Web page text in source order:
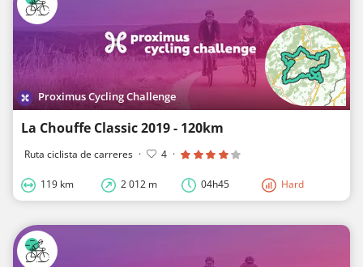
Proximus Cycling Challenge
La Chouffe Classic 2019 - 120km
Ruta ciclista de carreres · 4 ·
119 km 2 012 m 04h45 Hard